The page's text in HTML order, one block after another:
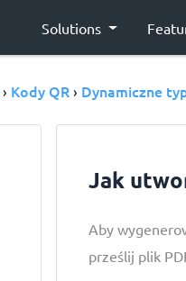
Solutions
› Kody QR › Dynamiczne
Jak
Aby
prześlij plik